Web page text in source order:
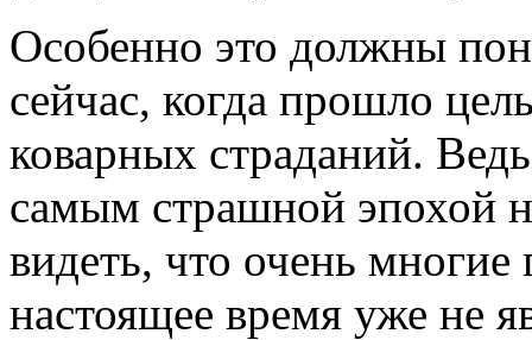
Особенно это должны
сейчас, когда прошло
коварных страданий.
самым страшной эпохой
видеть, что очень
настоящее время уже не